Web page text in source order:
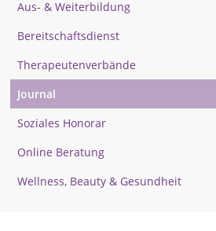
Aus- & Weiterbildung
Bereitschaftsdienst
Therapeutenverbände
Journal
Soziales Honorar
Online Beratung
Wellness, Beauty & Gesundheit